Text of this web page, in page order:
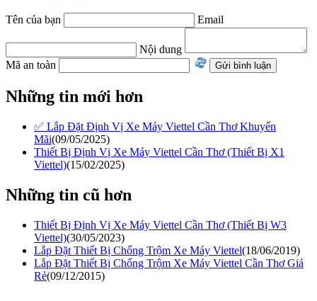
Tên của bạn Email
Nội dung
Mã an toàn
Những tin mới hơn
✅ Lắp Đặt Định Vị Xe Máy Viettel Cần Thơ Khuyến
Mãi(09/05/2025)
Thiết Bị Định Vị Xe Máy Viettel Cần Thơ (Thiết Bị X1
Viettel)(15/02/2025)
Những tin cũ hơn
Thiết Bị Định Vị Xe Máy Viettel Cần Thơ (Thiết Bị W3
Viettel)(30/05/2023)
Lắp Đặt Thiết Bị Chống Trộm Xe Máy Viettel(18/06/2019)
Lắp Đặt Thiết Bị Chống Trộm Xe Máy Viettel Cần Thơ Giá
Rẻ(09/12/2015)